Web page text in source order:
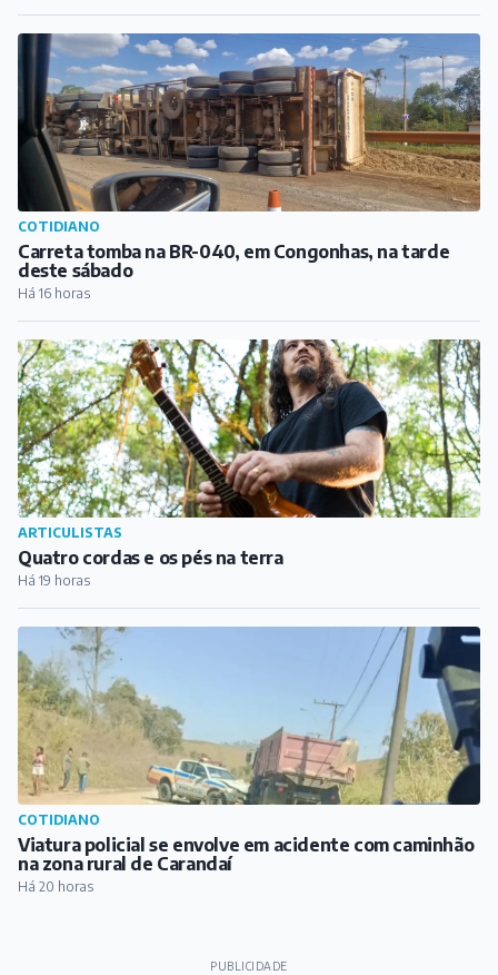
COTIDIANO
Carreta tomba na BR-040, em Congonhas, na tarde
deste sábado
Há 16 horas
ARTICULISTAS
Quatro cordas e os pés na terra
Há 19 horas
COTIDIANO
Viatura policial se envolve em acidente com caminhão
na zona rural de Carandaí
Há 20 horas
PUBLICIDADE